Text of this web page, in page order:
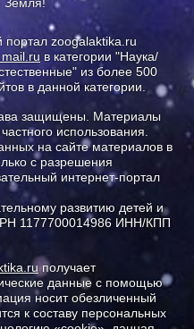
Земля!
zoogalaktika.ru
mail.ru в категории "Наука/
из более 500
в данной категории.
защищены. Материалы
использования.
на сайте материалов в
с разрешения
интернет-портал
развитию детей и
1177700014986 ИНН/КПП
получает
данные с помощью
носит обезличенный
к составу персональных